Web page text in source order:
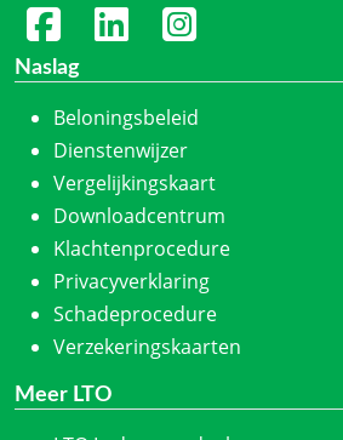
Naslag
Beloningsbeleid
Dienstenwijzer
Vergelijkingskaart
Downloadcentrum
Klachtenprocedure
Privacyverklaring
Schadeprocedure
Verzekeringskaarten
Meer LTO